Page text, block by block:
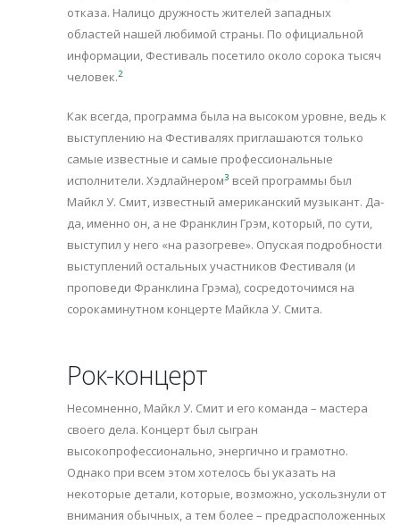
отказа. Налицо дружность жителей западных
областей нашей любимой страны. По официальной
информации, Фестиваль посетило около сорока тысяч
человек.2
Как всегда, программа была на высоком уровне, ведь к
выступлению на Фестивалях приглашаются только
самые известные и самые профессиональные
исполнители. Хэдлайнером3 всей программы был
Майкл У. Смит, известный американский музыкант. Да-
да, именно он, а не Франклин Грэм, который, по сути,
выступил у него «на разогреве». Опуская подробности
выступлений остальных участников Фестиваля (и
проповеди Франклина Грэма), сосредоточимся на
сорокаминутном концерте Майкла У. Смита.
Рок-концерт
Несомненно, Майкл У. Смит и его команда – мастера
своего дела. Концерт был сыгран
высокопрофессионально, энергично и грамотно.
Однако при всем этом хотелось бы указать на
некоторые детали, которые, возможно, ускользнули от
внимания обычных, а тем более – предрасположенных